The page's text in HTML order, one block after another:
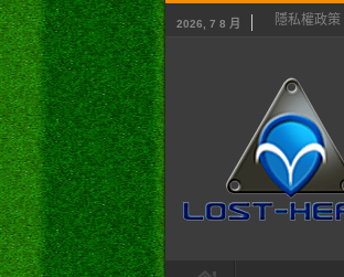
2026, 7 8 月 隱私權政策